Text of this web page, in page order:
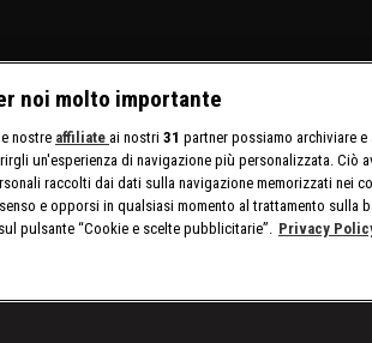
noi molto importante
nostre affiliate ai nostri 31 partner possiamo archiviare e
un'esperienza di navigazione più personalizzata. Ciò
raccolti dai dati sulla navigazione memorizzati nei
e opporsi in qualsiasi momento al trattamento sulla
pulsante “Cookie e scelte pubblicitarie”. Privacy